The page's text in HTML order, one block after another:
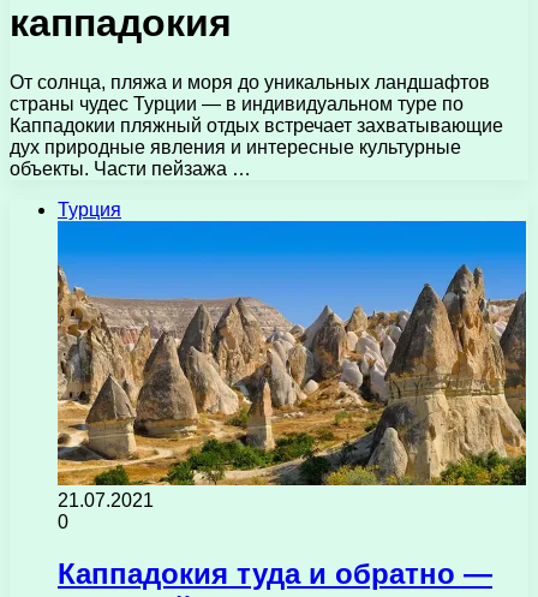
каппадокия
От солнца, пляжа и моря до уникальных ландшафтов
страны чудес Турции — в индивидуальном туре по
Каппадокии пляжный отдых встречает захватывающие
дух природные явления и интересные культурные
объекты. Части пейзажа …
Турция
21.07.2021
0
Каппадокия туда и обратно —